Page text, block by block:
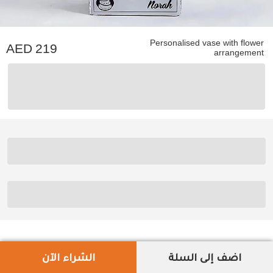
Personalised vase with flower
arrangement
219
اضف إلى السلة الشراء الآن